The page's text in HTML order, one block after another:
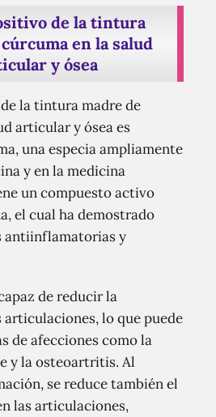
de la tintura
en la salud
y ósea
la tintura madre de
articular y ósea es
una especia ampliamente
y en la medicina
un compuesto activo
el cual ha demostrado
antiinflamatorias y
de reducir la
lo que puede
de afecciones como la
y la osteoartritis. Al
se reduce también el
las articulaciones,